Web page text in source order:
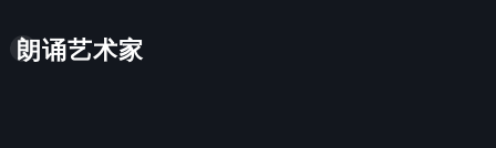
朗诵艺术家